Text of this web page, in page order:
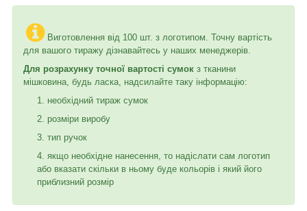
Виготовлення від 100 шт. з логотипом. Точну вартість
для вашого тиражу дізнавайтесь у наших менеджерів.
Для розрахунку точної вартості сумок з тканини
мішковина, будь ласка, надсилайте таку інформацію:
необхідний тираж сумок
розміри виробу
тип ручок
якщо необхідне нанесення, то надіслати сам логотип
або вказати скільки в ньому буде кольорів і який його
приблизний розмір